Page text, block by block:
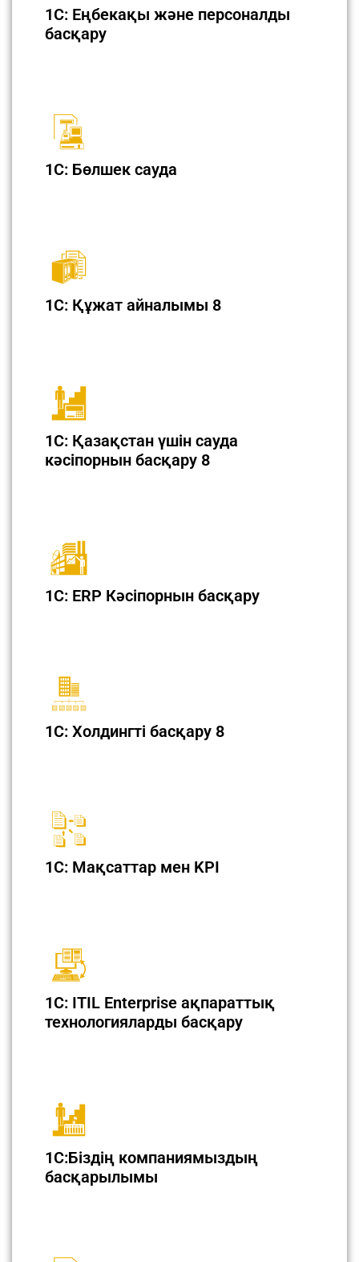
1С: Еңбекақы және персоналды
басқару
1С: Бөлшек сауда
1С: Құжат айналымы 8
1С: Қазақстан үшін сауда
кәсіпорнын басқару 8
1С: ERP Кәсіпорнын басқару
1С: Холдингті басқару 8
1С: Мақсаттар мен KPI
1С: ITIL Enterprise ақпараттық
технологияларды басқару
1С:Біздің компаниямыздың
басқарылымы